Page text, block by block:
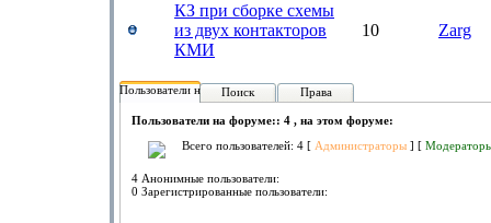
КЗ при сборке схемы
из двух контакторов
КМИ
10 Zarg
Пользователи на форуме:
Поиск Права
Пользователи на форуме:: 4 , на этом форуме:
Всего пользователей: 4 [ Администраторы ] [
4 Анонимные пользователи:
0 Зарегистрированные пользователи: